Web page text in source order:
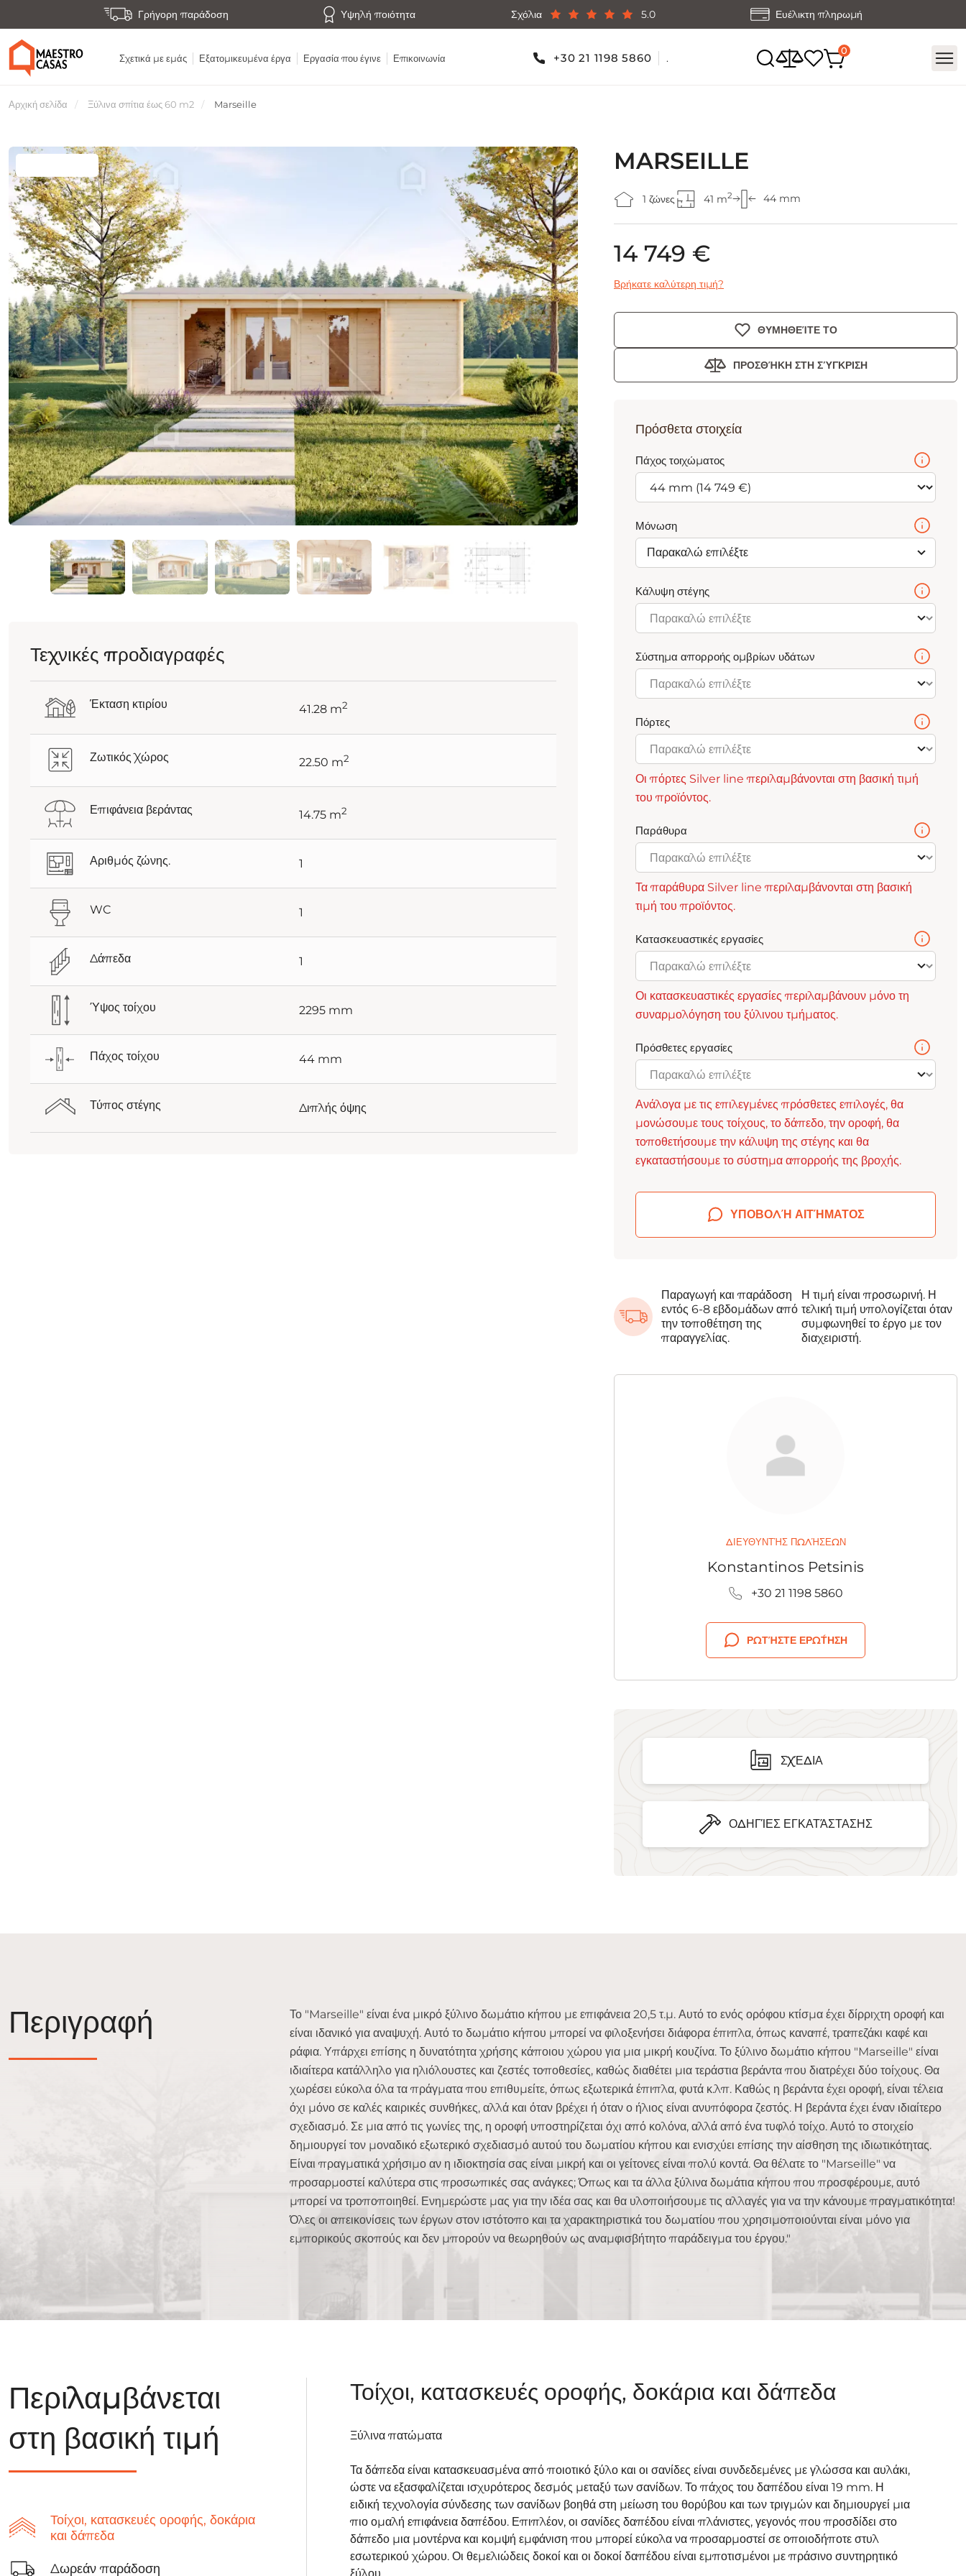
Γρήγορη παράδοση Υψηλή ποιότητα Σχόλια 5.0 Ευέλικτη πληρωμή
Σχετικά με εμάς Εξατομικευμένα έργα Εργασία που έγινε Επικοινωνία +30 21 1198 5860 .
Αρχική σελίδα Ξύλινα σπίτια έως 60 m2 Marseille
Τεχνικές προδιαγραφές
Έκταση κτιρίου 41.28 m2
Ζωτικός Χώρος 22.50 m2
Επιφάνεια βεράντας 14.75 m2
Αριθμός ζώνης. 1
WC 1
Δάπεδα 1
Ύψος τοίχου 2295 mm
Πάχος τοίχου 44 mm
Τύπος στέγης Διπλής όψης
MARSEILLE
1 ζώνες 41 m2 44 mm
14 749 €
Βρήκατε καλύτερη τιμή?
ΘΥΜΗΘΕΊΤΕ ΤΟ
ΠΡΟΣΘΉΚΗ ΣΤΗ ΣΎΓΚΡΙΣΗ
Πρόσθετα στοιχεία
Πάχος τοιχώματος
Μόνωση
Παρακαλώ επιλέξτε
Κάλυψη στέγης
Σύστημα απορροής ομβρίων υδάτων
Πόρτες
Οι πόρτες Silver line περιλαμβάνονται στη βασική τιμή
του προϊόντος.
Παράθυρα
Τα παράθυρα Silver line περιλαμβάνονται στη βασική
τιμή του προϊόντος.
Κατασκευαστικές εργασίες
Οι κατασκευαστικές εργασίες περιλαμβάνουν μόνο τη
συναρμολόγηση του ξύλινου τμήματος.
Πρόσθετες εργασίες
Ανάλογα με τις επιλεγμένες πρόσθετες επιλογές, θα
μονώσουμε τους τοίχους, το δάπεδο, την οροφή, θα
τοποθετήσουμε την κάλυψη της στέγης και θα
εγκαταστήσουμε το σύστημα απορροής της βροχής.
ΥΠΟΒΟΛΉ ΑΙΤΉΜΑΤΟΣ
Παραγωγή και παράδοση
εντός 6-8 εβδομάδων από
την τοποθέτηση της
παραγγελίας.
Η τιμή είναι προσωρινή. Η
τελική τιμή υπολογίζεται όταν
συμφωνηθεί το έργο με τον
διαχειριστή.
ΔΙΕΥΘΥΝΤΉΣ ΠΩΛΉΣΕΩΝ
Konstantinos Petsinis
+30 21 1198 5860
ΡΩΤΉΣΤΕ ΕΡΏΤΗΣΗ
ΣΧΈΔΙΑ
ΟΔΗΓΊΕΣ ΕΓΚΑΤΆΣΤΑΣΗΣ
Περιγραφή
Το "Marseille" είναι ένα μικρό ξύλινο δωμάτιο κήπου με επιφάνεια 20,5 τ.μ. Αυτό το ενός ορόφου κτίσμα έχει δίρριχτη οροφή και
είναι ιδανικό για αναψυχή. Αυτό το δωμάτιο κήπου μπορεί να φιλοξενήσει διάφορα έπιπλα, όπως καναπέ, τραπεζάκι καφέ και
ράφια. Υπάρχει επίσης η δυνατότητα χρήσης κάποιου χώρου για μια μικρή κουζίνα. Το ξύλινο δωμάτιο κήπου "Marseille" είναι
ιδιαίτερα κατάλληλο για ηλιόλουστες και ζεστές τοποθεσίες, καθώς διαθέτει μια τεράστια βεράντα που διατρέχει δύο τοίχους. Θα
χωρέσει εύκολα όλα τα πράγματα που επιθυμείτε, όπως εξωτερικά έπιπλα, φυτά κ.λπ. Καθώς η βεράντα έχει οροφή, είναι τέλεια
όχι μόνο σε καλές καιρικές συνθήκες, αλλά και όταν βρέχει ή όταν ο ήλιος είναι ανυπόφορα ζεστός. Η βεράντα έχει έναν ιδιαίτερο
σχεδιασμό. Σε μια από τις γωνίες της, η οροφή υποστηρίζεται όχι από κολόνα, αλλά από ένα τυφλό τοίχο. Αυτό το στοιχείο
δημιουργεί τον μοναδικό εξωτερικό σχεδιασμό αυτού του δωματίου κήπου και ενισχύει επίσης την αίσθηση της ιδιωτικότητας.
Είναι πραγματικά χρήσιμο αν η ιδιοκτησία σας είναι μικρή και οι γείτονες είναι πολύ κοντά. Θα θέλατε το "Marseille" να
προσαρμοστεί καλύτερα στις προσωπικές σας ανάγκες; Όπως και τα άλλα ξύλινα δωμάτια κήπου που προσφέρουμε, αυτό
μπορεί να τροποποιηθεί. Ενημερώστε μας για την ιδέα σας και θα υλοποιήσουμε τις αλλαγές για να την κάνουμε πραγματικότητα!
Όλες οι απεικονίσεις των έργων στον ιστότοπο και τα χαρακτηριστικά του δωματίου που χρησιμοποιούνται είναι μόνο για
εμπορικούς σκοπούς και δεν μπορούν να θεωρηθούν ως αναμφισβήτητο παράδειγμα του έργου."
Περιλαμβάνεται
στη βασική τιμή
Τοίχοι, κατασκευές οροφής, δοκάρια
και δάπεδα
Δωρεάν παράδοση
Τοίχοι, κατασκευές οροφής, δοκάρια και δάπεδα
Ξύλινα πατώματα
Τα δάπεδα είναι κατασκευασμένα από ποιοτικό ξύλο και οι σανίδες είναι συνδεδεμένες με γλώσσα και αυλάκι,
ώστε να εξασφαλίζεται ισχυρότερος δεσμός μεταξύ των σανίδων. Το πάχος του δαπέδου είναι 19 mm. Η
ειδική τεχνολογία σύνδεσης των σανίδων βοηθά στη μείωση του θορύβου και των τριγμών και δημιουργεί μια
πιο ομαλή επιφάνεια δαπέδου. Επιπλέον, οι σανίδες δαπέδου είναι πλάνιστες, γεγονός που προσδίδει στο
δάπεδο μια μοντέρνα και κομψή εμφάνιση που μπορεί εύκολα να προσαρμοστεί σε οποιοδήποτε στυλ
εσωτερικού χώρου. Οι θεμελιώδεις δοκοί και οι δοκοί δαπέδου είναι εμποτισμένοι με πράσινο συντηρητικό